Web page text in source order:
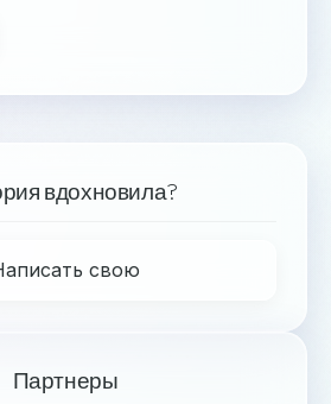
вдохновила?
свою
Партнеры